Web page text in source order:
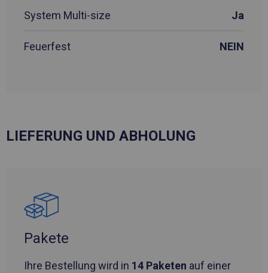
System Multi-size Ja
Feuerfest NEIN
LIEFERUNG UND ABHOLUNG
Pakete
Ihre Bestellung wird in 14 Paketen auf einer